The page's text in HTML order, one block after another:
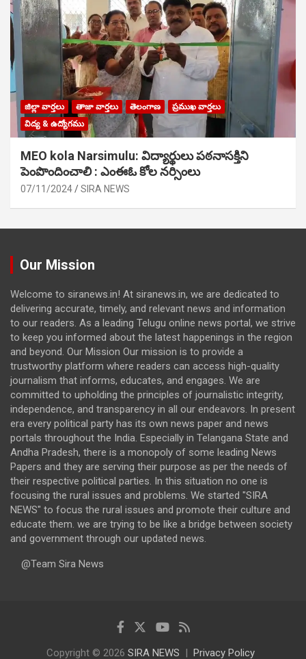
జిల్లా వార్తలు తాజా వార్తలు తెలంగాణ
ప్రముఖ వార్తలు
విద్య & ఉద్యోగము
MEO kola Narsimulu: విద్యార్థులు పఠ‌నాసక్తిని
పెంపొందించాలి : ఎంఈఓ కోల నర్సింలు
07/11/2024 SIRA NEWS
Our Mission
Welcome to siranews.in! At siranews.in, we are dedicated to
delivering accurate, timely, and relevant news and information
to our readers. As a leading Telugu online news portal, we strive
to keep you informed about the latest happenings in the region
and beyond. Our Mission Our mission is to provide a
trustworthy platform where readers can access high-quality
journalism that informs, educates, and engages. We are
committed to upholding the principles of journalistic integrity,
independence, and transparency in all our endeavors. In present
era every political party has its own news paper and news
portals throughout the India. Especially in Telangana State and
Andha Pradesh, there is a monopoly of some leading News
Papers and they are serving their purpose as per the needs of
their respective political parties. In this situation no one is
focusing the rural issues and problems. We started "SIRA
NEWS" to focus the rural issues and promote their culture and
educate them. we are trying to be like a bridge between society
and government through our updated news.
@Team Sira News
Copyright © 2026 SIRA NEWS Privacy Policy